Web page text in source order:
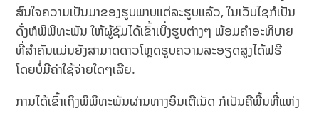
ສົນໃຈຄວາມເປັນມາຂອງຮູບພາບແຕ່ລະຮູບແລ້ວ, ໃນເວັບໄຊກໍເປັນ
ດັ່ງຫໍພິພິທະພັນ ໃຫ້ຜູ້ຊົມໄດ້ເຂົ້າເບິ່ງຮູບຕ່າງໆ ພ້ອມຄຳອະທິບາຍ
ທີ່ສຳຄັນແມ່ນຍັງສາມາດດາວໂຫຼດຮູບຄວາມລະອຽດສູງໄດ້ຟຣີ
ໂດຍບໍ່ມີຄ່າໃຊ້ຈ່າຍໃດໆເລີຍ.
ການໄດ້ເຂົ້າເຖິງພິພິທະພັນຜ່ານທາງອິນເຕີເນັດ ກໍເປັນຄືພື້ນທີ່ແຫ່ງ